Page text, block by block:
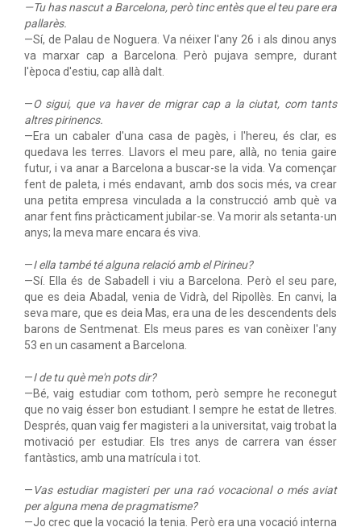
—Tu has nascut a Barcelona, però tinc entès que el teu pare era
pallarès.
—Sí, de Palau de Noguera. Va néixer l'any 26 i als dinou anys
va marxar cap a Barcelona. Però pujava sempre, durant
l'època d'estiu, cap allà dalt.
—O sigui, que va haver de migrar cap a la ciutat, com tants
altres pirinencs.
—Era un cabaler d'una casa de pagès, i l'hereu, és clar, es
quedava les terres. Llavors el meu pare, allà, no tenia gaire
futur, i va anar a Barcelona a buscar-se la vida. Va començar
fent de paleta, i més endavant, amb dos socis més, va crear
una petita empresa vinculada a la construcció amb què va
anar fent fins pràcticament jubilar-se. Va morir als setanta-un
anys; la meva mare encara és viva.
—I ella també té alguna relació amb el Pirineu?
—Sí. Ella és de Sabadell i viu a Barcelona. Però el seu pare,
que es deia Abadal, venia de Vidrà, del Ripollès. En canvi, la
seva mare, que es deia Mas, era una de les descendents dels
barons de Sentmenat. Els meus pares es van conèixer l'any
53 en un casament a Barcelona.
—I de tu què me'n pots dir?
—Bé, vaig estudiar com tothom, però sempre he reconegut
que no vaig ésser bon estudiant. I sempre he estat de lletres.
Després, quan vaig fer magisteri a la universitat, vaig trobat la
motivació per estudiar. Els tres anys de carrera van ésser
fantàstics, amb una matrícula i tot.
—Vas estudiar magisteri per una raó vocacional o més aviat
per alguna mena de pragmatisme?
—Jo crec que la vocació la tenia. Però era una vocació interna